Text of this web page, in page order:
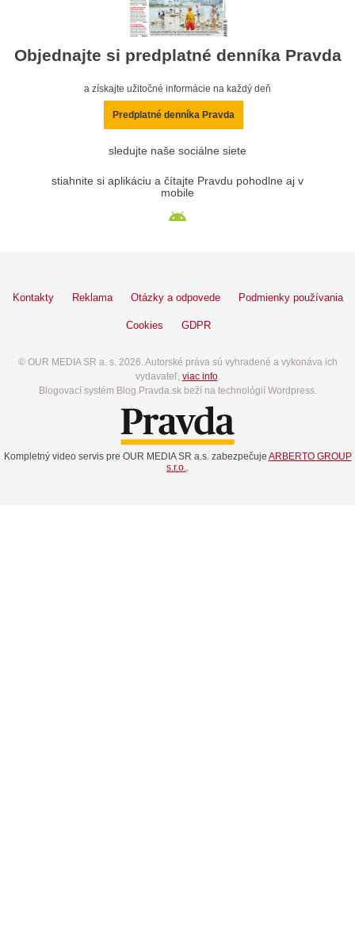
Objednajte si predplatné denníka Pravda
a získajte užitočné informácie na každý deň
Predplatné denníka Pravda
sledujte naše sociálne siete
stiahnite si aplikáciu a čítajte Pravdu pohodlne aj v
mobile
Kontakty Reklama Otázky a odpovede Podmienky používania
Cookies GDPR
© OUR MEDIA SR a. s. 2026. Autorské práva sú vyhradené a vykonáva ich
vydavateľ, viac info.
Blogovací systém Blog.Pravda.sk beží na technológií Wordpress.
Kompletný video servis pre OUR MEDIA SR a.s. zabezpečuje ARBERTO GROUP
s.r.o.